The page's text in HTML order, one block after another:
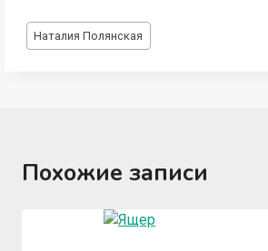
Метки
записи:
Наталия Полянская
Похожие записи